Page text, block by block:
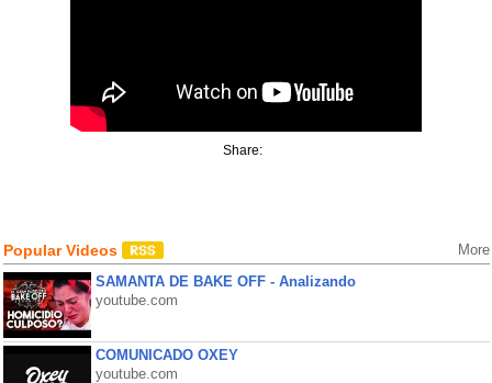
Share:
Popular Videos More
SAMANTA DE BAKE OFF - Analizando
youtube.com
COMUNICADO OXEY
youtube.com